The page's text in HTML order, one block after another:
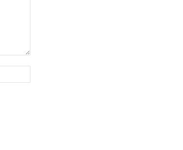
Internetowa: